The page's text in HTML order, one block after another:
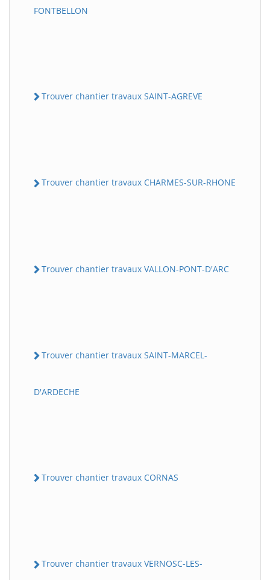
FONTBELLON
Trouver chantier travaux SAINT-AGREVE
Trouver chantier travaux CHARMES-SUR-RHONE
Trouver chantier travaux VALLON-PONT-D'ARC
Trouver chantier travaux SAINT-MARCEL-
D'ARDECHE
Trouver chantier travaux CORNAS
Trouver chantier travaux VERNOSC-LES-